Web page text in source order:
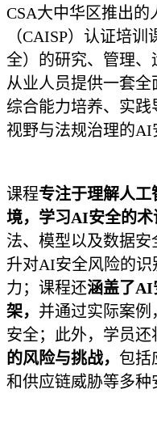
CSA大中华区推出
（CAISP）认证培
全）的研究、管理
从业人员提供一套
综合能力培养、实
视野与法规治理的AI
课程专注于理解人
境，学习AI安全的术
法、模型以及数据
升对AI安全风险的
力；课程还涵盖了AI
架， 并通过实际案
安全；此外，学员还
的风险与挑战， 包括
和供应链威胁等多种